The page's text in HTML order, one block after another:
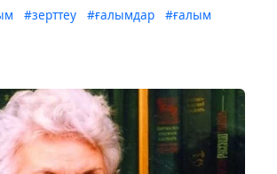
#зерттеу #ғалымдар
#ғалым